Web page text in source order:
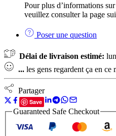
Pour plus d’informations
veuillez consulter la page
Poser une question
Délai de livraison estimé:
... les gens regardent ça en ce
Partager
Save
Guaranteed Safe Checkout